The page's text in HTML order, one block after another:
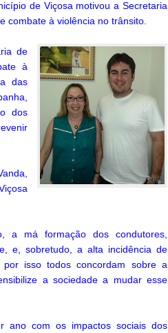
de Viçosa motivou a Secretaria
combate à violência no trânsito.
de
à
das
dos
a má formação dos condutores,
e, sobretudo, a alta incidência de
por isso todos concordam sobre a
a sociedade a mudar esse
ano com os impactos sociais dos